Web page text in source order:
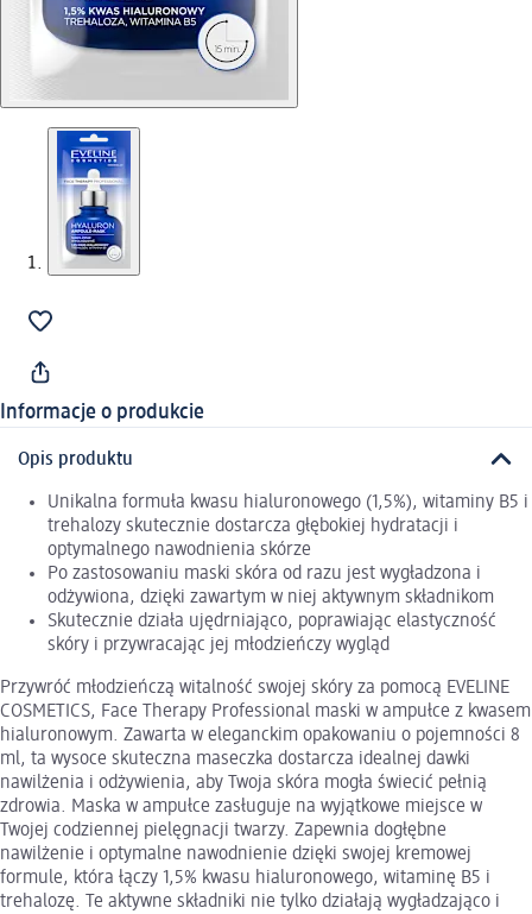
Informacje o produkcie
Opis produktu
Unikalna formuła kwasu hialuronowego (1,5%), witaminy B5 i
trehalozy skutecznie dostarcza głębokiej hydratacji i
optymalnego nawodnienia skórze
Po zastosowaniu maski skóra od razu jest wygładzona i
odżywiona, dzięki zawartym w niej aktywnym składnikom
Skutecznie działa ujędrniająco, poprawiając elastyczność
skóry i przywracając jej młodzieńczy wygląd
Przywróć młodzieńczą witalność swojej skóry za pomocą EVELINE
COSMETICS, Face Therapy Professional maski w ampułce z kwasem
hialuronowym. Zawarta w eleganckim opakowaniu o pojemności 8
ml, ta wysoce skuteczna maseczka dostarcza idealnej dawki
nawilżenia i odżywienia, aby Twoja skóra mogła świecić pełnią
zdrowia. Maska w ampułce zasługuje na wyjątkowe miejsce w
Twojej codziennej pielęgnacji twarzy. Zapewnia dogłębne
nawilżenie i optymalne nawodnienie dzięki swojej kremowej
formule, która łączy 1,5% kwasu hialuronowego, witaminę B5 i
trehalozę. Te aktywne składniki nie tylko działają wygładzająco i